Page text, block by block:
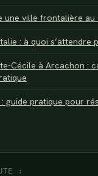
une ville frontalière
: à quoi s’attendre
Cécile à Arcachon :
: guide pratique pour
: